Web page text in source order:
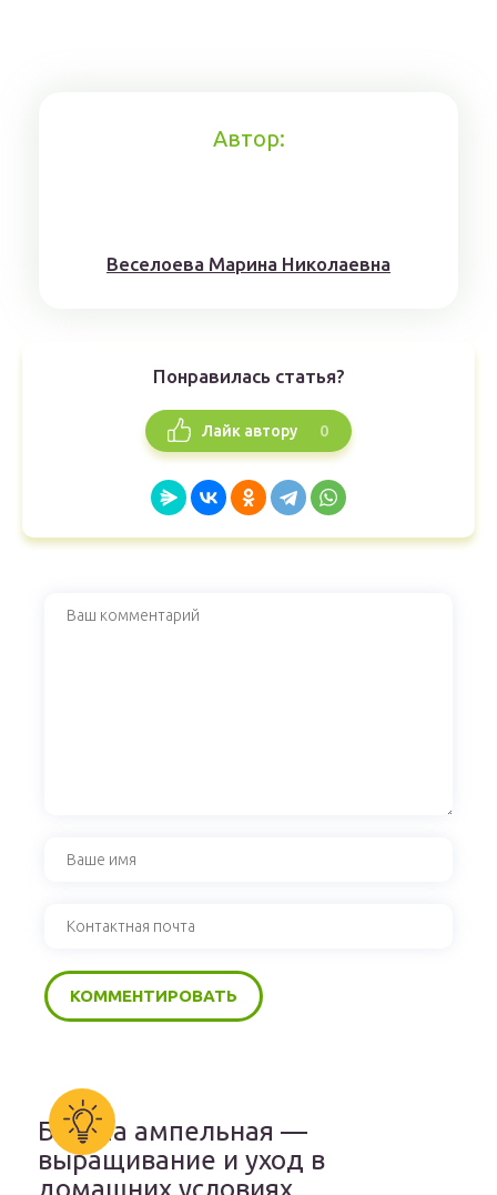
Автор:
Веселоева Марина Николаевна
Понравилась статья?
Лайк автору 0
Бакопа ампельная —
выращивание и уход в
домашних условиях